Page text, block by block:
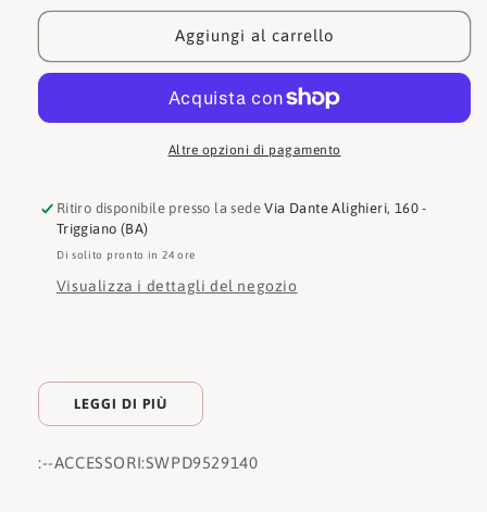
Portafogli
SLG
Around
SWPD9529140
Portafogli
Gerty
SLG
Zip
Around
SWPD9529140
Aggiungi al carrello
Altre opzioni di pagamento
Ritiro disponibile presso la sedeVia Dante Alighieri, 160 -
Triggiano (BA)
Di solito pronto in 24 ore
Visualizza i dettagli del negozio
LEGGI DI PIÙ
:--ACCESSORI:SWPD9529140